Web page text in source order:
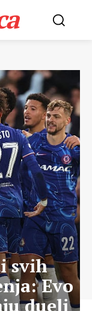
svih
Evo
dueli